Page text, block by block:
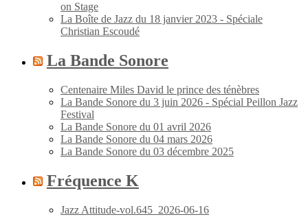
on Stage
La Boîte de Jazz du 18 janvier 2023 - Spéciale
Christian Escoudé
La Bande Sonore
Centenaire Miles David le prince des ténèbres
La Bande Sonore du 3 juin 2026 - Spécial Peillon Jazz
Festival
La Bande Sonore du 01 avril 2026
La Bande Sonore du 04 mars 2026
La Bande Sonore du 03 décembre 2025
Fréquence K
Jazz Attitude-vol.645_2026-06-16